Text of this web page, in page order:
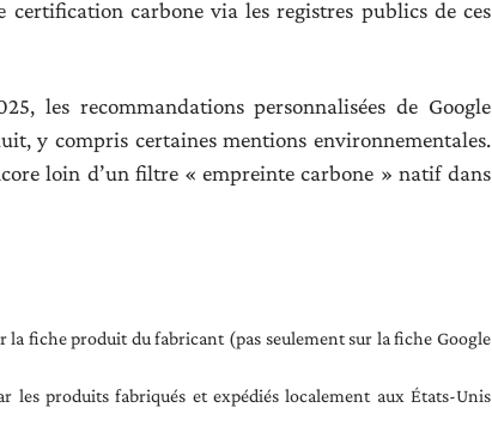
carbone via les registres publics de ces
les recommandations personnalisées de Google
y compris certaines mentions environnementales.
loin d’un filtre « empreinte carbone » natif dans
la fiche produit du fabricant (pas seulement sur la fiche Google
les produits fabriqués et expédiés localement aux États-Unis